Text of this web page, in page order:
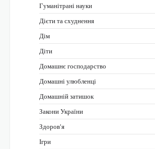
Гуманітрані науки
Дієти та схуднення
Дім
Діти
Домашнє господарство
Домашні улюбленці
Домашній затишок
Закони України
Здоров'я
Ігри